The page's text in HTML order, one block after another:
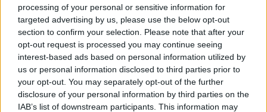
processing of your personal or sensitive information for
targeted advertising by us, please use the below opt-out
section to confirm your selection. Please note that after your
opt-out request is processed you may continue seeing
interest-based ads based on personal information utilized by
us or personal information disclosed to third parties prior to
your opt-out. You may separately opt-out of the further
disclosure of your personal information by third parties on the
IAB’s list of downstream participants. This information may
T. szereti a fiatal lányokat 13. rész
Minka 10. rész